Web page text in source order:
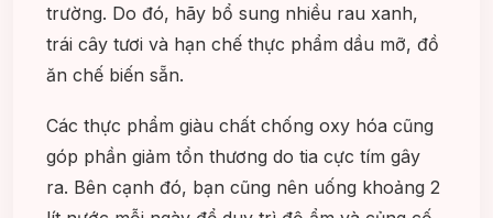
trường. Do đó, hãy bổ sung nhiều rau xanh,
trái cây tươi và hạn chế thực phẩm dầu mỡ, đồ
ăn chế biến sẵn.
Các thực phẩm giàu chất chống oxy hóa cũng
góp phần giảm tổn thương do tia cực tím gây
ra. Bên cạnh đó, bạn cũng nên uống khoảng 2